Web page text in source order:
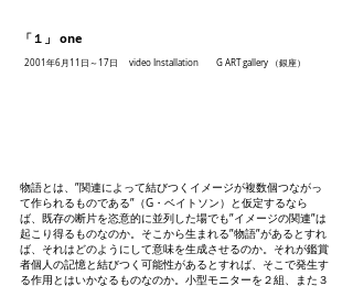
「１」 one
2001年6月11日～17日 video Installation G ART gallery （銀座）
物語とは、”関連によって結びつくイメージが複数個つながっ
て作られるものである”（G・ベイトソン）と仮定するなら
ば、既存の断片を恣意的に並列した場でも”イメージの関連”は
起こり得るものなのか。そこから生まれる”物語”があるとすれ
ば、それはどのようにして意味を生成させるのか。それが鑑賞
者個人の記憶と結びつく可能性があるとすれば、そこで発生す
る作用とはいかなるものなのか。小型モニターを２組、また３